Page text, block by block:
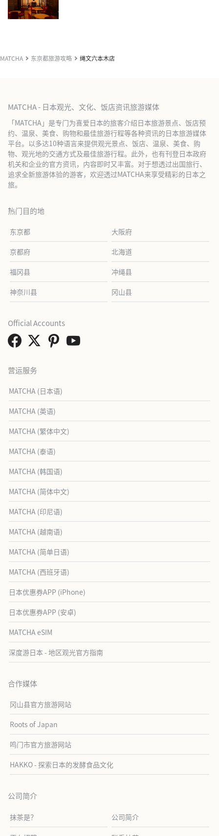
MATCHA 东京都旅游攻略 绳文六本木店
MATCHA - 日本观光、文化、饭店资讯旅游媒体
「MATCHA」是专门为喜爱日本的旅客介绍日本旅游景点、饭店预
约、温泉、美食、购物和最佳旅游行程等各种资讯的日本旅游媒体
平台。以多达10种语言来提供观光景点、饭店、温泉、美食、购
物、观光地的交通方式及最佳旅游行程。此外，也有刊登日本政府
机关和企业的官方资讯，内容即时又丰富。对于想透过出国旅行、
追求全新旅游体验的游客，欢迎透过MATCHA来享受精彩的日本之
旅。
热门目的地
东京都 大阪府
京都府 北海道
福冈县 冲绳县
神奈川县 冈山县
营运服务
MATCHA (日本语)
MATCHA (英语)
MATCHA (繁体中文)
MATCHA (泰语)
MATCHA (韩国语)
MATCHA (简体中文)
MATCHA (印尼语)
MATCHA (越南语)
MATCHA (简单日语)
MATCHA (西班牙语)
日本优惠券APP (iPhone)
日本优惠券APP (安卓)
MATCHA eSIM
深度游日本 - 地区观光官方指南
合作媒体
冈山县官方旅游网站
Roots of Japan
鸣门市官方旅游网站
HAKKO - 探索日本的发酵食品文化
公司简介
抹茶是？ 公司简介
Official Accounts